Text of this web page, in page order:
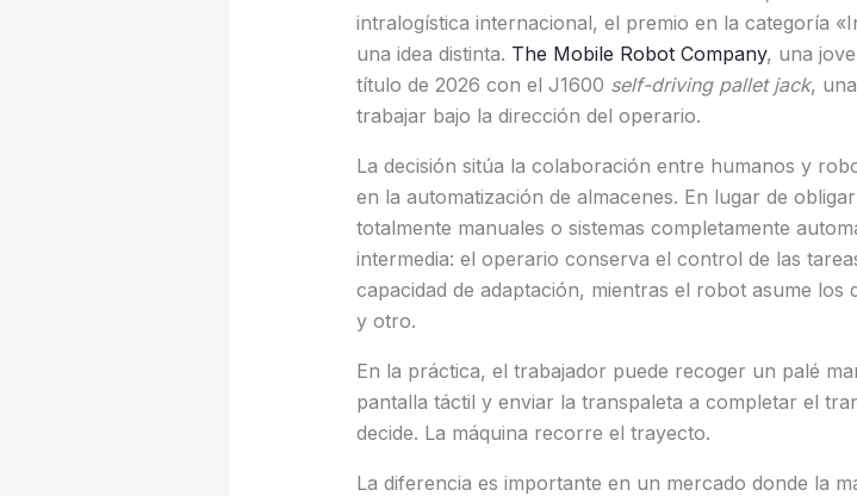
intralogística internacional, el premio en la categoría
una idea distinta. The Mobile Robot Company, una
título de 2026 con el J1600 self-driving pallet jack,
trabajar bajo la dirección del operario.
La decisión sitúa la colaboración entre humanos y
en la automatización de almacenes. En lugar de
totalmente manuales o sistemas completamente
intermedia: el operario conserva el control de las
capacidad de adaptación, mientras el robot asume
y otro.
En la práctica, el trabajador puede recoger un palé
pantalla táctil y enviar la transpaleta a completar el
decide. La máquina recorre el trayecto.
La diferencia es importante en un mercado donde la